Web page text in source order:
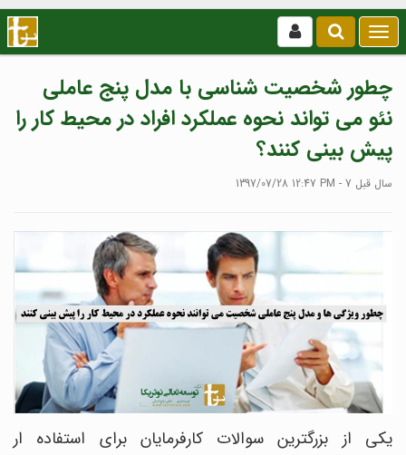
بازکردن
/
منو
چطور شخصیت شناسی با مدل پنج عاملی
نئو می تواند نحوه عملکرد افراد در محیط کار را
پیش بینی کنند؟
1397/07/28 12:47 PM - 7 سال قبل
یکی از بزرگترین سوالات کارفرمایان برای استفاده ار